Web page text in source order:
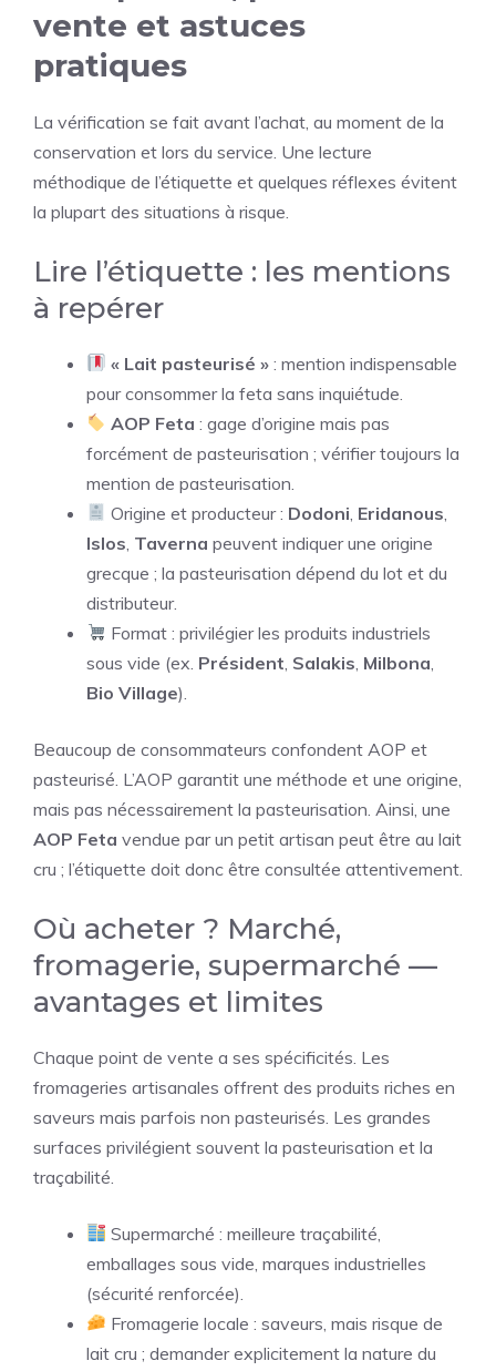
vente et astuces
pratiques
La vérification se fait avant l’achat, au moment de la
conservation et lors du service. Une lecture
méthodique de l’étiquette et quelques réflexes évitent
la plupart des situations à risque.
Lire l’étiquette : les mentions
à repérer
« Lait pasteurisé » : mention indispensable
pour consommer la feta sans inquiétude.
AOP Feta : gage d’origine mais pas
forcément de pasteurisation ; vérifier toujours la
mention de pasteurisation.
Origine et producteur : Dodoni Eridanous
Islos Taverna peuvent indiquer une origine
grecque ; la pasteurisation dépend du lot et du
distributeur.
Format : privilégier les produits industriels
sous vide (ex. Président Salakis Milbona
Bio Village).
Beaucoup de consommateurs confondent AOP et
pasteurisé. L’AOP garantit une méthode et une origine,
mais pas nécessairement la pasteurisation. Ainsi, une
AOP Feta vendue par un petit artisan peut être au lait
cru ; l’étiquette doit donc être consultée attentivement.
Où acheter ? Marché,
fromagerie, supermarché —
avantages et limites
Chaque point de vente a ses spécificités. Les
fromageries artisanales offrent des produits riches en
saveurs mais parfois non pasteurisés. Les grandes
surfaces privilégient souvent la pasteurisation et la
traçabilité.
Supermarché : meilleure traçabilité,
emballages sous vide, marques industrielles
(sécurité renforcée).
Fromagerie locale : saveurs, mais risque de
lait cru ; demander explicitement la nature du